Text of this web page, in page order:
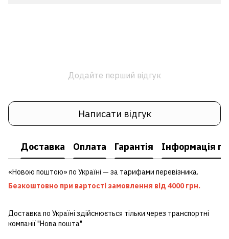
Додайте перший відгук
Написати відгук
Доставка Оплата Гарантія Інформація
«Новою поштою» по Україні — за тарифами перевізника.
Безкоштовно при вартості замовлення від 4000 грн.
Доставка по Україні здійснюється тільки через транспортні
компанії "Нова пошта"